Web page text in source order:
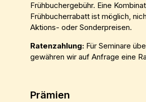
Frühbuchergebühr. Eine
Frühbucherrabatt ist möglich,
Aktions- oder Sonderpreisen.
Ratenzahlung: Für Seminare
gewähren wir auf Anfrage eine
Prämien